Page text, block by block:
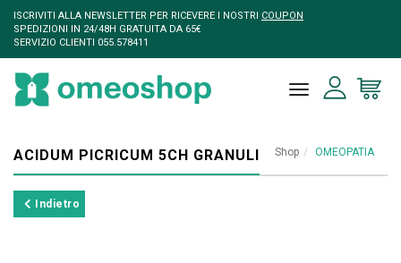
ISCRIVITI ALLA NEWSLETTER PER RICEVERE I NOSTRI COUPON
SPEDIZIONI IN 24/48H GRATUITA DA 65€
SERVIZIO CLIENTI 055.578411
toggle
Shop OMEOPATIA
ACIDUM PICRICUM 5CH GRANULI
Indietro